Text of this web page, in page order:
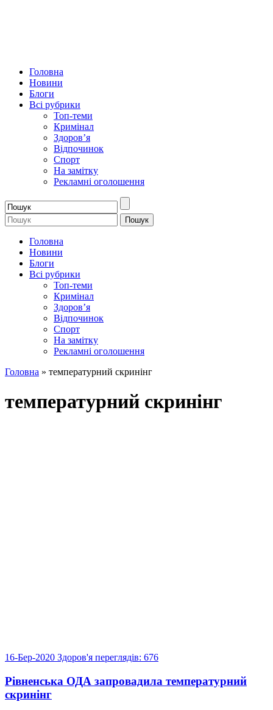
Головна
Новини
Блоги
Всі рубрики
Топ-теми
Кримінал
Здоров’я
Відпочинок
Спорт
На замітку
Рекламні оголошення
Головна
Новини
Блоги
Всі рубрики
Топ-теми
Кримінал
Здоров’я
Відпочинок
Спорт
На замітку
Рекламні оголошення
Головна » температурний скринінг
температурний скринінг
16-Бер-2020 Здоров'я переглядів: 676
Рівненська ОДА запровадила температурний
скринінг